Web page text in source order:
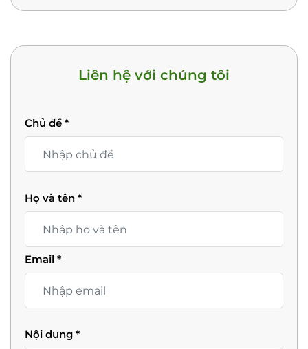
Liên hệ với chúng tôi
Chủ đề *
Họ và tên *
Email *
Nội dung *